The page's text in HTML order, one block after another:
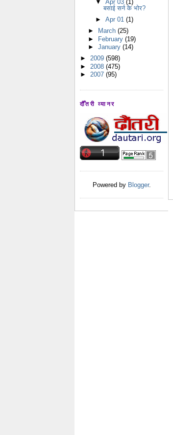
▼Apr 03(1)
बसाई सर्न के भोर?
►Apr 01(1)
►
March (25)
► February (19)
► January (14)
► 2009 (598)
► 2008 (475)
► 2007 (95)
दौँतरी व्यानर
Powered by Blogger.